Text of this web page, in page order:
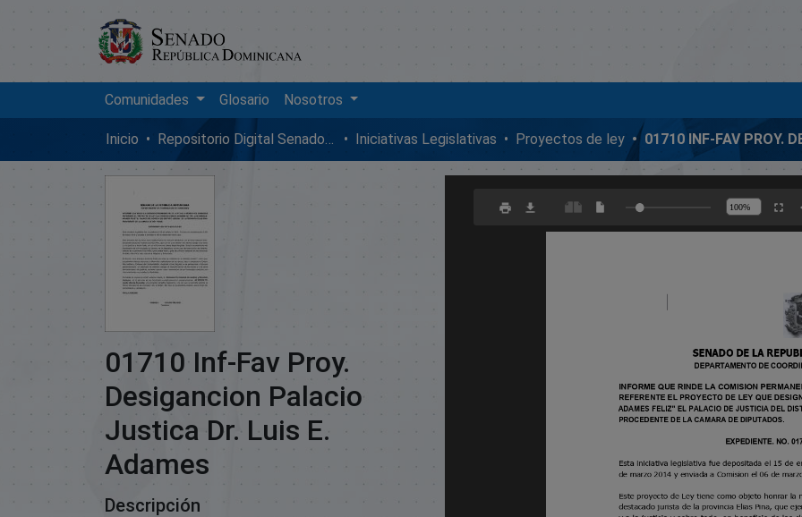
Comunidades Glosario Nosotros
Inicio Repositorio Digital SenadoRD Iniciativas Legislativas Proyectos de ley
01710 Inf-Fav Proy.
Desigancion Palacio
Justica Dr. Luis E.
Adames
Descripción